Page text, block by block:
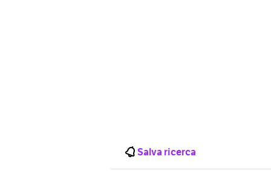
Salva ricerca